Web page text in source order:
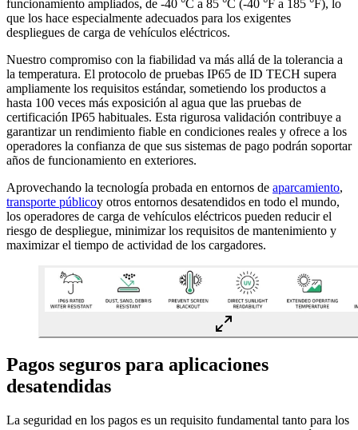
funcionamiento ampliados, de -40 °C a 85 °C (-40 °F a 185 °F), lo
que los hace especialmente adecuados para los exigentes
despliegues de carga de vehículos eléctricos.
Nuestro compromiso con la fiabilidad va más allá de la tolerancia a
la temperatura. El protocolo de pruebas IP65 de ID TECH supera
ampliamente los requisitos estándar, sometiendo los productos a
hasta 100 veces más exposición al agua que las pruebas de
certificación IP65 habituales. Esta rigurosa validación contribuye a
garantizar un rendimiento fiable en condiciones reales y ofrece a los
operadores la confianza de que sus sistemas de pago podrán soportar
años de funcionamiento en exteriores.
Aprovechando la tecnología probada en entornos de aparcamiento,
transporte públicoy otros entornos desatendidos en todo el mundo,
los operadores de carga de vehículos eléctricos pueden reducir el
riesgo de despliegue, minimizar los requisitos de mantenimiento y
maximizar el tiempo de actividad de los cargadores.
Pagos seguros para aplicaciones
desatendidas
La seguridad en los pagos es un requisito fundamental tanto para los